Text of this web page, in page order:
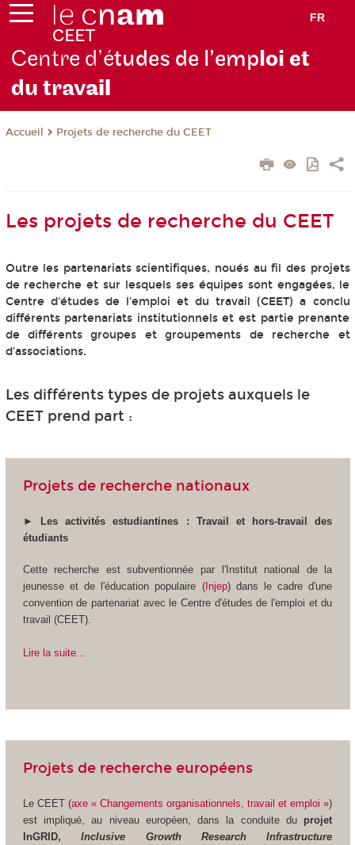
FR
Centre d’études de l’emploi et
du travail
Accueil Projets de recherche du CEET
Les projets de recherche du CEET
Outre les partenariats scientifiques, noués au fil des projets
de recherche et sur lesquels ses équipes sont engagées, le
Centre d'études de l'emploi et du travail (CEET) a conclu
différents partenariats institutionnels et est partie prenante
de différents groupes et groupements de recherche et
d’associations.
Les différents types de projets auxquels le
CEET prend part :
Projets de recherche nationaux
► Les activités estudiantines : Travail et hors-travail des
étudiants
Cette recherche est subventionnée par l'Institut national de la
jeunesse et de l'éducation populaire (Injep) dans le cadre d'une
convention de partenariat avec le Centre d'études de l'emploi et du
travail (CEET).
Lire la suite...
Projets de recherche européens
Le CEET (axe « Changements organisationnels, travail et emploi »)
est impliqué, au niveau européen, dans la conduite du projet
InGRID,Inclusive Growth Research Infrastructure